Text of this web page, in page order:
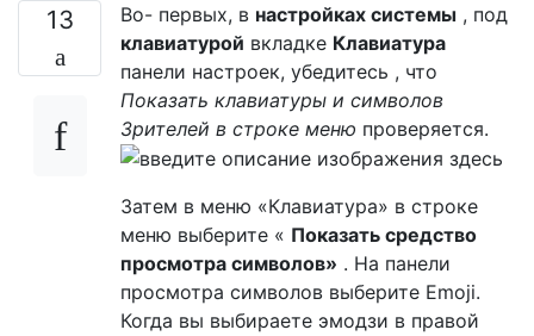
13 Во- первых, в настройках системы , под
клавиатурой вкладке Клавиатура
панели настроек, убедитесь , что
Показать клавиатуры и символов
Зрителей в строке меню проверяется.
Затем в меню «Клавиатура» в строке
меню выберите « Показать средство
просмотра символов» . На панели
просмотра символов выберите Emoji.
Когда вы выбираете эмодзи в правой